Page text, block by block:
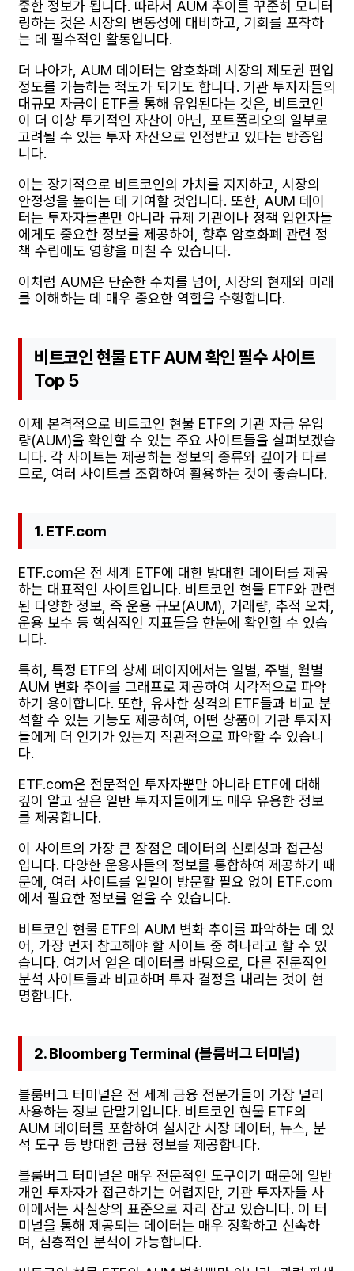
중한 정보가 됩니다. 따라서 AUM 추이를 꾸준히 모니터
링하는 것은 시장의 변동성에 대비하고, 기회를 포착하
는 데 필수적인 활동입니다.
더 나아가, AUM 데이터는 암호화폐 시장의 제도권 편입
정도를 가늠하는 척도가 되기도 합니다. 기관 투자자들의
대규모 자금이 ETF를 통해 유입된다는 것은, 비트코인
이 더 이상 투기적인 자산이 아닌, 포트폴리오의 일부로
고려될 수 있는 투자 자산으로 인정받고 있다는 방증입
니다.
이는 장기적으로 비트코인의 가치를 지지하고, 시장의
안정성을 높이는 데 기여할 것입니다. 또한, AUM 데이
터는 투자자들뿐만 아니라 규제 기관이나 정책 입안자들
에게도 중요한 정보를 제공하여, 향후 암호화폐 관련 정
책 수립에도 영향을 미칠 수 있습니다.
이처럼 AUM은 단순한 수치를 넘어, 시장의 현재와 미래
를 이해하는 데 매우 중요한 역할을 수행합니다.
비트코인 현물 ETF AUM 확인 필수 사이트
Top 5
이제 본격적으로 비트코인 현물 ETF의 기관 자금 유입
량(AUM)을 확인할 수 있는 주요 사이트들을 살펴보겠습
니다. 각 사이트는 제공하는 정보의 종류와 깊이가 다르
므로, 여러 사이트를 조합하여 활용하는 것이 좋습니다.
1. ETF.com
ETF.com은 전 세계 ETF에 대한 방대한 데이터를 제공
하는 대표적인 사이트입니다. 비트코인 현물 ETF와 관련
된 다양한 정보, 즉 운용 규모(AUM), 거래량, 추적 오차,
운용 보수 등 핵심적인 지표들을 한눈에 확인할 수 있습
니다.
특히, 특정 ETF의 상세 페이지에서는 일별, 주별, 월별
AUM 변화 추이를 그래프로 제공하여 시각적으로 파악
하기 용이합니다. 또한, 유사한 성격의 ETF들과 비교 분
석할 수 있는 기능도 제공하여, 어떤 상품이 기관 투자자
들에게 더 인기가 있는지 직관적으로 파악할 수 있습니
다.
ETF.com은 전문적인 투자자뿐만 아니라 ETF에 대해
깊이 알고 싶은 일반 투자자들에게도 매우 유용한 정보
를 제공합니다.
이 사이트의 가장 큰 장점은 데이터의 신뢰성과 접근성
입니다. 다양한 운용사들의 정보를 통합하여 제공하기 때
문에, 여러 사이트를 일일이 방문할 필요 없이 ETF.com
에서 필요한 정보를 얻을 수 있습니다.
비트코인 현물 ETF의 AUM 변화 추이를 파악하는 데 있
어, 가장 먼저 참고해야 할 사이트 중 하나라고 할 수 있
습니다. 여기서 얻은 데이터를 바탕으로, 다른 전문적인
분석 사이트들과 비교하며 투자 결정을 내리는 것이 현
명합니다.
2. Bloomberg Terminal (블룸버그 터미널)
블룸버그 터미널은 전 세계 금융 전문가들이 가장 널리
사용하는 정보 단말기입니다. 비트코인 현물 ETF의
AUM 데이터를 포함하여 실시간 시장 데이터, 뉴스, 분
석 도구 등 방대한 금융 정보를 제공합니다.
블룸버그 터미널은 매우 전문적인 도구이기 때문에 일반
개인 투자자가 접근하기는 어렵지만, 기관 투자자들 사
이에서는 사실상의 표준으로 자리 잡고 있습니다. 이 터
미널을 통해 제공되는 데이터는 매우 정확하고 신속하
며, 심층적인 분석이 가능합니다.